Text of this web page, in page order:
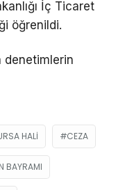
İç Ticaret
öğrenildi.
denetimlerin
HALI CEZA
BAYRAMI